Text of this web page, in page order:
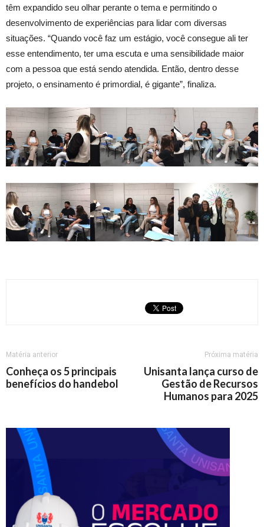
têm expandido seu olhar perante o tema e permitindo o
desenvolvimento de experiências para lidar com diversas
situações. “Quando você faz um estágio, você consegue ali ter
esse entendimento, ter uma escuta e uma sensibilidade maior
com a pessoa que está sendo atendida. Então, dentro desse
projeto, o ensinamento é primordial, é gigante”, finaliza.
Matéria anterior
Conheça os 5 principais
benefícios do handebol
Próxima matéria
Unisanta lança curso de
Gestão de Recursos
Humanos para 2025